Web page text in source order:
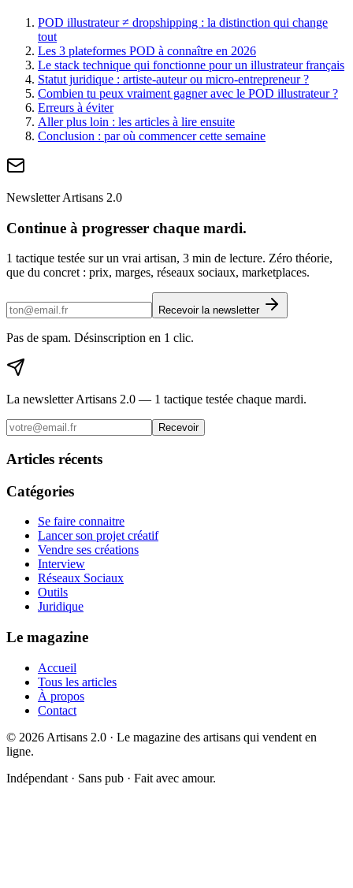
POD illustrateur ≠ dropshipping : la distinction qui change
tout
Les 3 plateformes POD à connaître en 2026
Le stack technique qui fonctionne pour un illustrateur français
Statut juridique : artiste-auteur ou micro-entrepreneur ?
Combien tu peux vraiment gagner avec le POD illustrateur ?
Erreurs à éviter
Aller plus loin : les articles à lire ensuite
Conclusion : par où commencer cette semaine
Newsletter Artisans 2.0
Continue à progresser chaque mardi.
1 tactique testée sur un vrai artisan, 3 min de lecture. Zéro théorie,
que du concret : prix, marges, réseaux sociaux, marketplaces.
Recevoir la newsletter
Pas de spam. Désinscription en 1 clic.
La newsletter Artisans 2.0 — 1 tactique testée chaque mardi.
Recevoir
Articles récents
Catégories
Se faire connaitre
Lancer son projet créatif
Vendre ses créations
Interview
Réseaux Sociaux
Outils
Juridique
Le magazine
Accueil
Tous les articles
À propos
Contact
© 2026 Artisans 2.0 · Le magazine des artisans qui vendent en
ligne.
Indépendant · Sans pub · Fait avec amour.